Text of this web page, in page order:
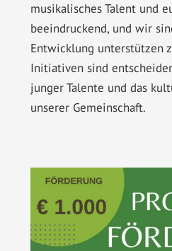
musikalisches Talent und
beeindruckend, und wir
Entwicklung unterstützen
Initiativen sind
junger Talente und das
unserer Gemeinschaft.